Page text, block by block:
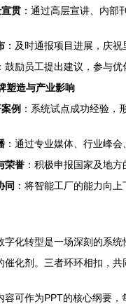
贯 ：通过高层宣讲、内部
：及时通报项目进展，庆
：鼓励员工提出建议，参与优
塑造与产业影响
例 ：系统试点成功经验，
：通过专业媒体、行业峰
荣誉 ：积极申报国家及地
同 ：将智能工厂的能力向
字化转型是一场深刻的系
催化剂。三者环环相扣，
容可作为PPT的核心纲要